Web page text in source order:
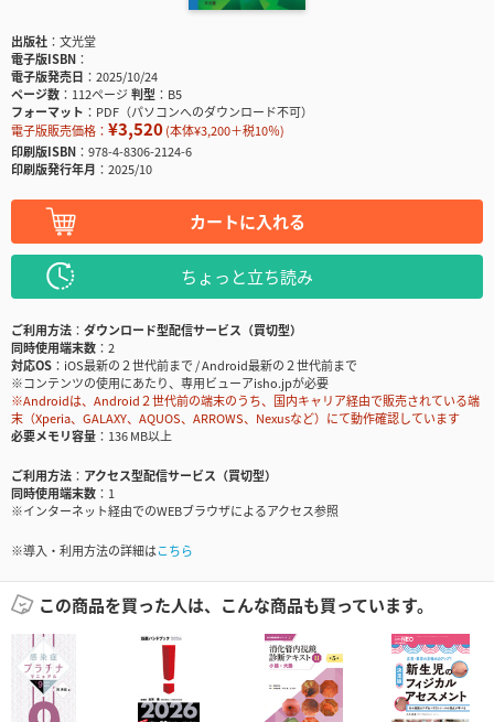
出版社
文光堂
電子版ISBN
電子版発売日
2025/10/24
ページ数
112ページ判型
B5
フォーマット
PDF（パソコンへのダウンロード不可）
電子版販売価格： ¥3,520(本体¥3,200＋税10％)
印刷版ISBN
978-4-8306-2124-6
印刷版発行年月
2025/10
カートに入れる
ちょっと立ち読み
ご利用方法
ダウンロード型配信サービス（買切型）
同時使用端末数
2
対応OS
iOS最新の２世代前まで / Android最新の２世代前まで
※コンテンツの使用にあたり、専用ビューアisho.jpが必要
※Androidは、Android２世代前の端末のうち、国内キャリア経由で販売されている端
末（Xperia、GALAXY、AQUOS、ARROWS、Nexusなど）にて動作確認しています
必要メモリ容量
136 MB以上
ご利用方法
アクセス型配信サービス（買切型）
同時使用端末数
1
※インターネット経由でのWEBブラウザによるアクセス参照
※導入・利用方法の詳細はこちら
この商品を買った人は、こんな商品も買っています。